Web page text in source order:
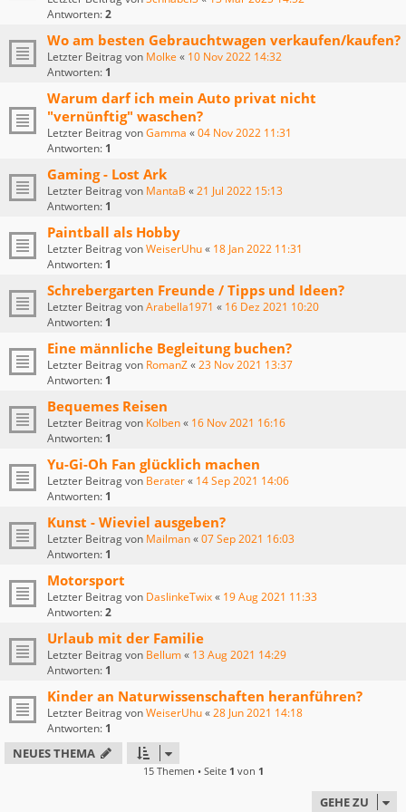
Antworten:2
Wo am besten Gebrauchtwagen verkaufen/kaufen?
Letzter Beitrag von Molke « 10 Nov 2022 14:32
Antworten: 1
Warum darf ich mein Auto privat nicht
"vernünftig" waschen?
Letzter Beitrag vonGamma «04 Nov 2022 11:31
Antworten: 1
Gaming - Lost Ark
Letzter Beitrag von MantaB «21 Jul 2022 15:13
Antworten: 1
Paintball als Hobby
Letzter Beitrag vonWeiserUhu« 18 Jan 2022 11:31
Antworten: 1
Schrebergarten Freunde / Tipps und Ideen?
Letzter Beitrag vonArabella1971 « 16 Dez 2021 10:20
Antworten: 1
Eine männliche Begleitung buchen?
Letzter Beitrag von RomanZ«23 Nov 2021 13:37
Antworten: 1
Bequemes Reisen
Letzter Beitrag von Kolben« 16 Nov 2021 16:16
Antworten: 1
Yu-Gi-Oh Fan glücklich machen
Letzter Beitrag von Berater« 14 Sep 2021 14:06
Antworten: 1
Kunst - Wieviel ausgeben?
Letzter Beitrag von Mailman«07 Sep 2021 16:03
Antworten: 1
Motorsport
Letzter Beitrag von DaslinkeTwix« 19 Aug 2021 11:33
Antworten:2
Urlaub mit der Familie
Letzter Beitrag von Bellum« 13 Aug 2021 14:29
Antworten: 1
Kinder an Naturwissenschaften heranführen?
Letzter Beitrag vonWeiserUhu«28 Jun 2021 14:18
Antworten: 1
NEUES THEMA
15 Themen • Seite 1 von 1
GEHE ZU